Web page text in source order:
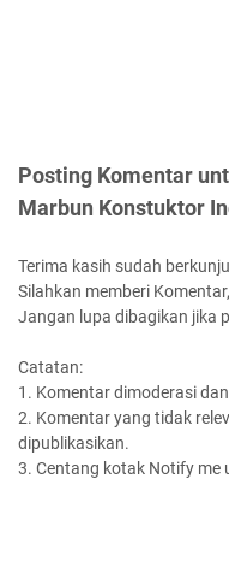
Posting Komentar
Marbun Konstuktor
Terima kasih sudah
Silahkan memberi
Jangan lupa dibagikan jika
Catatan:
1. Komentar dimoderasi
2. Komentar yang tidak
dipublikasikan.
3. Centang kotak Notify